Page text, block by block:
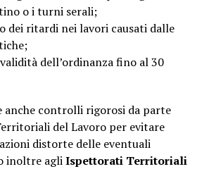
o i turni serali;
dei ritardi nei lavori causati dalle
dell’ordinanza fino al 30
anche controlli rigorosi da parte
del Lavoro per evitare
distorte delle eventuali
inoltre agliIspettorati Territoriali